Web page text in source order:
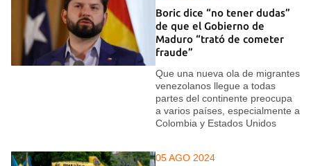
Boric dice “no tener dudas”
de que el Gobierno de
Maduro “trató de cometer
fraude”
Que una nueva ola de migrantes
venezolanos llegue a todas
partes del continente preocupa
a varios países, especialmente a
Colombia y Estados Unidos
05 AGO 2024